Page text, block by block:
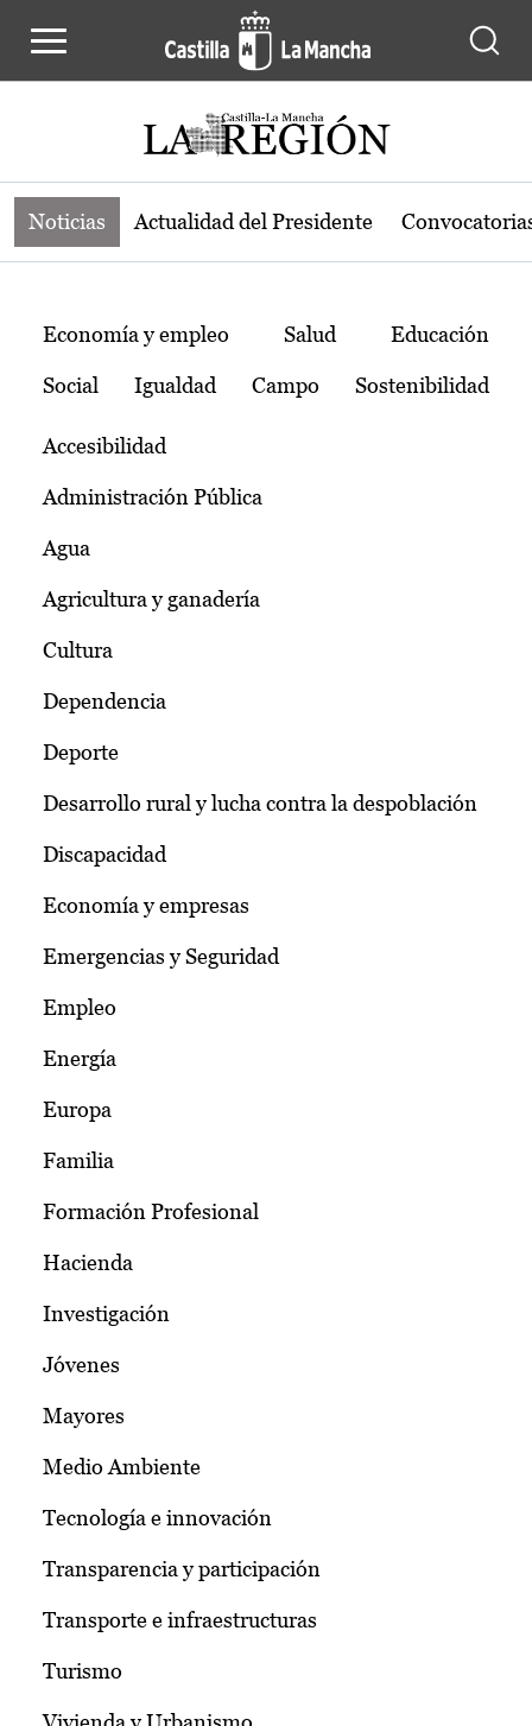
Noticias de la región de Castilla-La
Noticias Actualidad del Presidente
Temas
Economía y empleo Salud Educación
Social Igualdad Campo Sostenibilidad
Accesibilidad
Administración Pública
Agua
Agricultura y ganadería
Cultura
Dependencia
Deporte
Desarrollo rural y lucha contra la despoblación
Discapacidad
Economía y empresas
Emergencias y Seguridad
Empleo
Energía
Europa
Familia
Formación Profesional
Hacienda
Investigación
Jóvenes
Mayores
Medio Ambiente
Tecnología e innovación
Transparencia y participación
Transporte e infraestructuras
Turismo